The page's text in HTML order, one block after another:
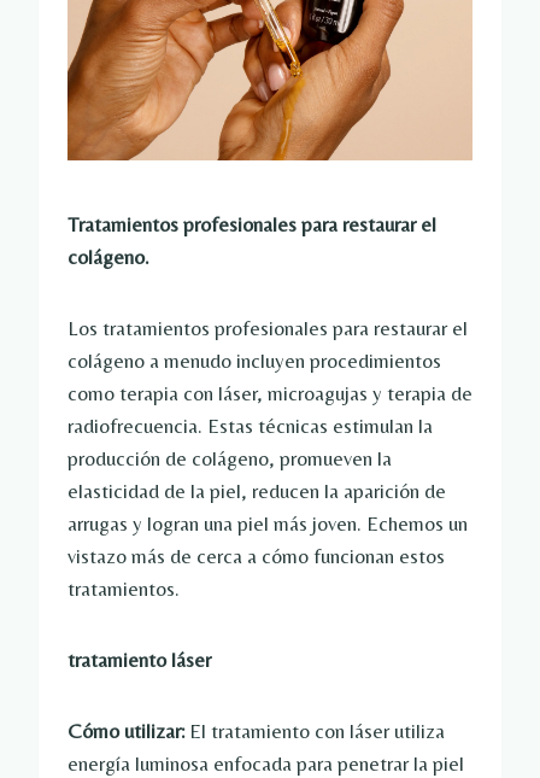
Tratamientos profesionales para restaurar el
colágeno.
Los tratamientos profesionales para restaurar el
colágeno a menudo incluyen procedimientos
como terapia con láser, microagujas y terapia de
radiofrecuencia. Estas técnicas estimulan la
producción de colágeno, promueven la
elasticidad de la piel, reducen la aparición de
arrugas y logran una piel más joven. Echemos un
vistazo más de cerca a cómo funcionan estos
tratamientos.
tratamiento láser
Cómo utilizar:El tratamiento con láser utiliza
energía luminosa enfocada para penetrar la piel